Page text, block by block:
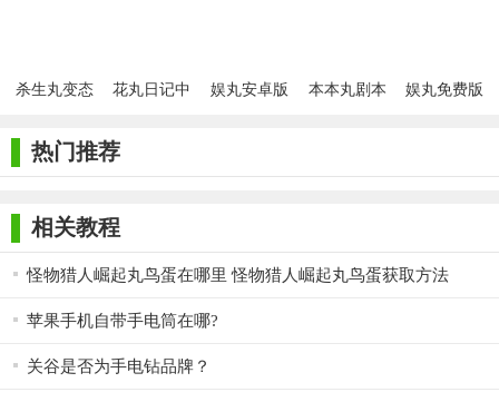
杀生丸变态
花丸日记中
娱丸安卓版
本本丸剧本
娱丸免费版
热门推荐
相关教程
怪物猎人崛起丸鸟蛋在哪里 怪物猎人崛起丸鸟蛋获取方法
苹果手机自带手电筒在哪?
关谷是否为手电钻品牌？